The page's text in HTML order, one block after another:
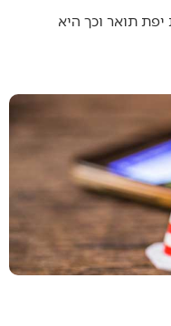
תואר וכך היא